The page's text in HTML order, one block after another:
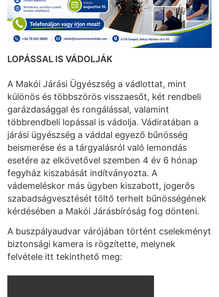
LOPÁSSAL IS VÁDOLJÁK
A Makói Járási Ügyészség a vádlottat, mint
különös és többszörös visszaesőt, két rendbeli
garázdasággal és rongálással, valamint
többrendbeli lopással is vádolja. Vádiratában a
járási ügyészség a váddal egyező bűnösség
beismerése és a tárgyalásról való lemondás
esetére az elkövetővel szemben 4 év 6 hónap
fegyház kiszabását indítványozta. A
vádemeléskor más ügyben kiszabott, jogerős
szabadságvesztését töltő terhelt bűnösségének
kérdésében a Makói Járásbíróság fog dönteni.
A buszpályaudvar várójában történt cselekményt
biztonsági kamera is rögzítette, melynek
felvétele itt tekinthető meg: